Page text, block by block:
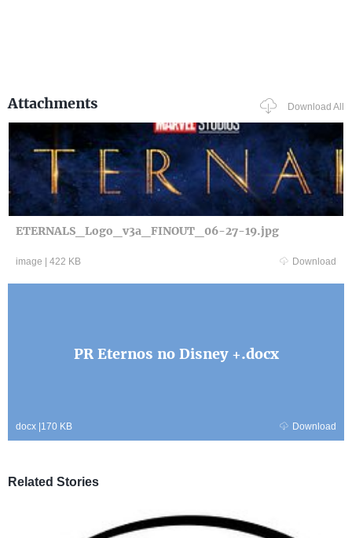
Attachments Download All
ETERNALS_Logo_v3a_FINOUT_06-27-19.jpg
image 422 KB Download
PR Eternos no Disney +.docx
docx 170 KB Download
Related Stories